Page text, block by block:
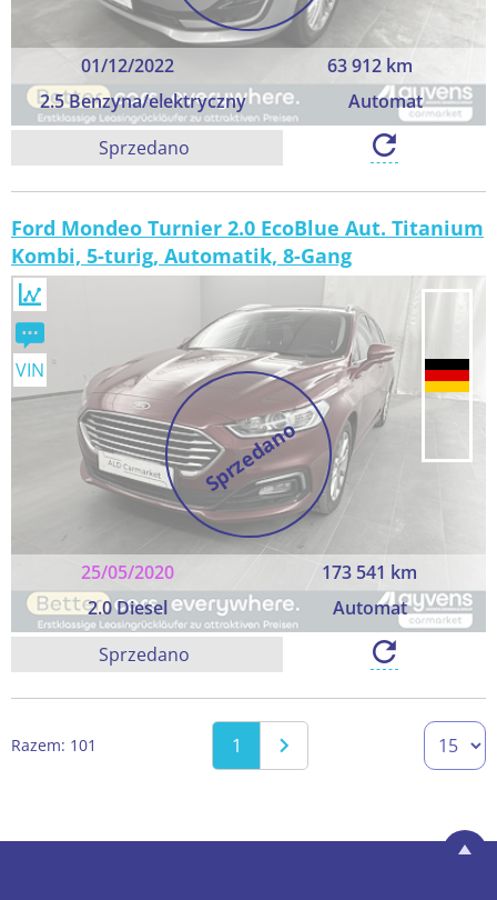
01/12/2022
63 912 km
2.5 Benzyna/elektryczny
Automat
Sprzedano
Ford Mondeo Turnier 2.0 EcoBlue Aut. Titanium
Kombi, 5-turig, Automatik, 8-Gang
Sprzedano
25/05/2020
173 541 km
2.0 Diesel
Automat
VIN
Sprzedano
Razem: 101 1